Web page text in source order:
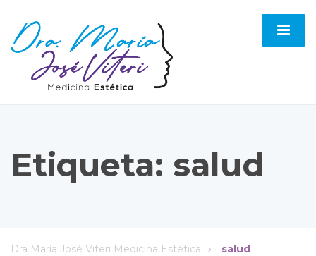
Etiqueta: salud
Dra María José Viteri Medicina Estética salud